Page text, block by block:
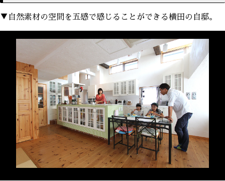
▼自然素材の空間を五感で感じることができる横田の自邸。